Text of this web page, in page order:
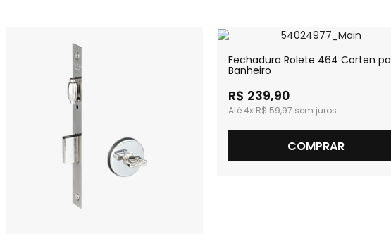
Fechadura Rolete 464 Corten
Banheiro
R$ 239,90
4x R$ 59,97
COMPRAR